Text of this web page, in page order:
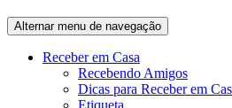
Alternar menu de navegação
Recebendo Amigos
Dicas para Receber em Casa
Etiqueta